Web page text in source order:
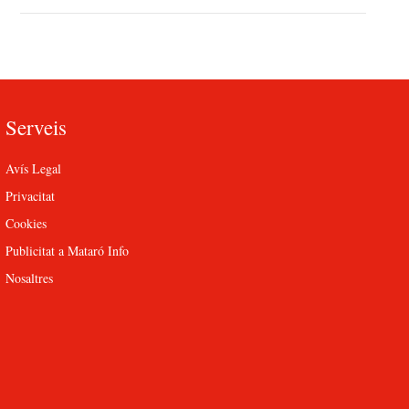
Serveis
Avís Legal
Privacitat
Cookies
Publicitat a Mataró Info
Nosaltres